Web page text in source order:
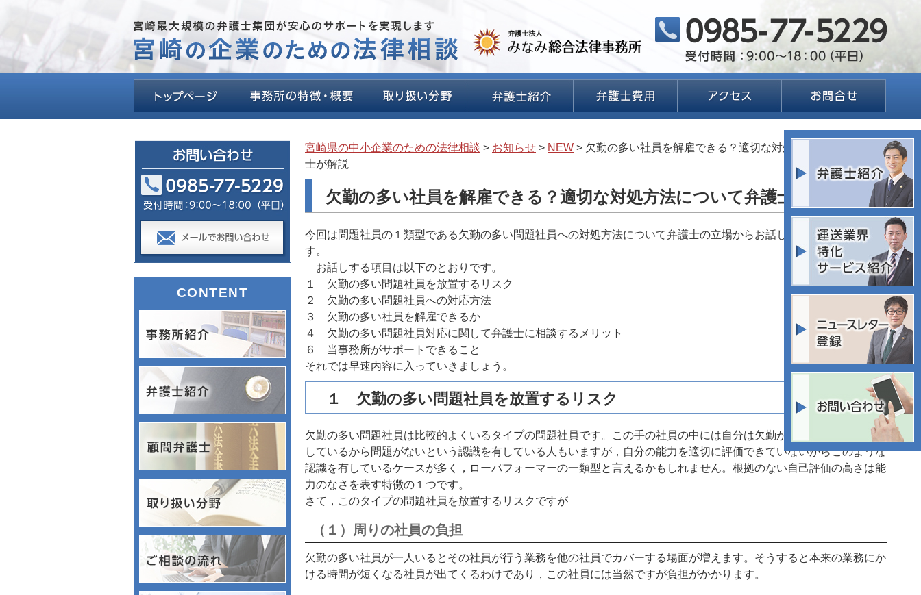
宮崎県の中小企業のための法律相談 > お知らせ > NEW > 欠勤の多い社員を解雇できる？適切な対処方法について弁護
士が解説
欠勤の多い社員を解雇できる？適切な対処方法について弁護士が解説
今回は問題社員の１類型である欠勤の多い問題社員への対処方法について弁護士の立場からお話ししていこうと思いま
す。
お話しする項目は以下のとおりです。
１ 欠勤の多い問題社員を放置するリスク
２ 欠勤の多い問題社員への対応方法
３ 欠勤の多い社員を解雇できるか
４ 欠勤の多い問題社員対応に関して弁護士に相談するメリット
６ 当事務所がサポートできること
それでは早速内容に入っていきましょう。
１ 欠勤の多い問題社員を放置するリスク
欠勤の多い問題社員は比較的よくいるタイプの問題社員です。この手の社員の中には自分は欠勤が多くても会社に貢献
しているから問題がないという認識を有している人もいますが，自分の能力を適切に評価できていないからこのような
認識を有しているケースが多く，ローパフォーマーの一類型と言えるかもしれません。根拠のない自己評価の高さは能
力のなさを表す特徴の１つです。
さて，このタイプの問題社員を放置するリスクですが
（１）周りの社員の負担
欠勤の多い社員が一人いるとその社員が行う業務を他の社員でカバーする場面が増えます。そうすると本来の業務にか
ける時間が短くなる社員が出てくるわけであり，この社員には当然ですが負担がかかります。
CONTENT